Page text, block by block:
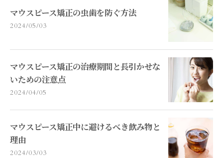
マウスピース矯正の虫歯を防ぐ方法
2024/05/03
マウスピース矯正の治療期間と長引かせな
いための注意点
2024/04/05
マウスピース矯正中に避けるべき飲み物と
理由
2024/03/03